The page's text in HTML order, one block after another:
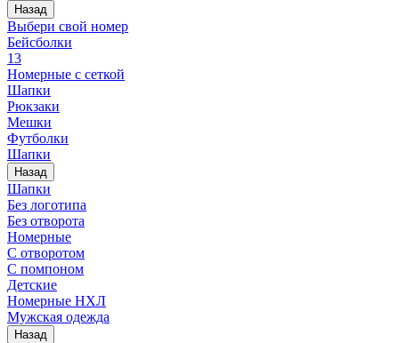
Назад
Выбери свой номер
Бейсболки
13
Номерные с сеткой
Шапки
Рюкзаки
Мешки
Футболки
Шапки
Назад
Шапки
Без логотипа
Без отворота
Номерные
С отворотом
С помпоном
Детские
Номерные НХЛ
Мужская одежда
Назад